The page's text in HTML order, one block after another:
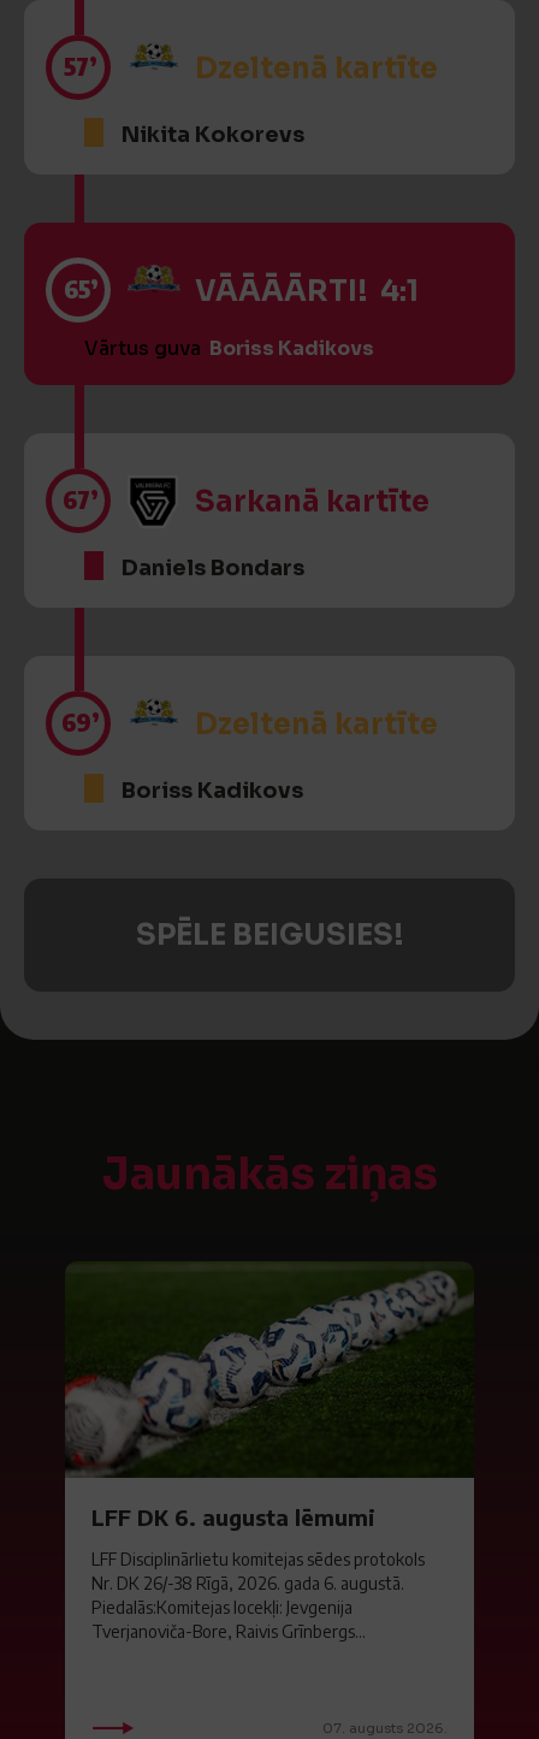
57’ Dzeltenā kartīte
Nikita Kokorevs
65’ VĀĀĀĀRTI! 4:1
Vārtus guva Boriss Kadikovs
67’ Sarkanā kartīte
Daniels Bondars
69’ Dzeltenā kartīte
Boriss Kadikovs
SPĒLE BEIGUSIES!
Jaunākās ziņas
LFF DK 6. augusta lēmumi
LFF Disciplinārlietu komitejas sēdes protokols
Nr. DK 26/-38 Rīgā, 2026. gada 6. augustā.
Piedalās:Komitejas locekļi: Jevgenija
Tverjanoviča-Bore, Raivis Grīnbergs...
07. augusts 2026.